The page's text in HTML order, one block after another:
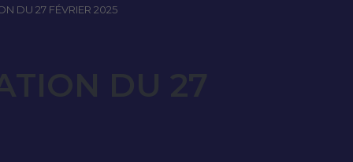
DU 27 FÉVRIER 2025